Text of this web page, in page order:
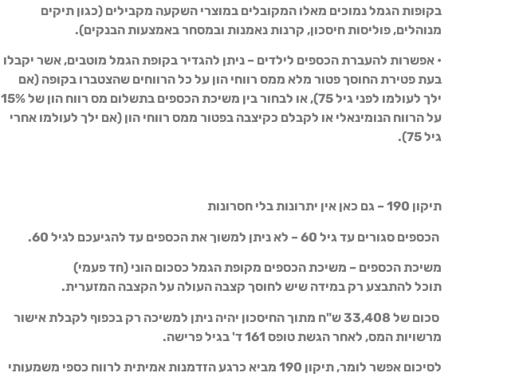
בקופות הגמל נמוכים מאלו המקובלים במוצרי השקעה מקבילים (כגון תיקים
מנוהלים, פוליסות חיסכון, קרנות נאמנות ובמסחר באמצעות הבנקים).
• אפשרות להעברת הכספים לילדים – ניתן להגדיר בקופת הגמל מוטבים, אשר יקבלו
בעת פטירת החוסך פטור מלא ממס רווחי הון על כל הרווחים שהצטברו בקופה (אם
ילך לעולמו לפני גיל 75), או לבחור בין משיכת הכספים בתשלום מס רווח הון של 15%
על הרווח הנומינאלי או לקבלם כקיצבה בפטור ממס רווחי הון (אם ילך לעולמו אחרי
גיל 75).
תיקון 190 – גם כאן אין יתרונות בלי חסרונות
הכספים סגורים עד גיל 60 – לא ניתן למשוך את הכספים עד להגיעכם לגיל 60.
משיכת הכספים – משיכת הכספים מקופת הגמל כסכום הוני (חד פעמי)
תוכל להתבצע רק במידה שיש לחוסך קצבה העולה על הקצבה המזערית.
סכום של 33,408 ש"ח מתוך החיסכון יהיה ניתן למשיכה רק בכפוף לקבלת אישור
מרשויות המס, לאחר הגשת טופס 161 ד' בגיל פרישה.
לסיכום אפשר לומר, תיקון 190 מביא כרגע הזדמנות אמיתית לרווח כספי משמעותי